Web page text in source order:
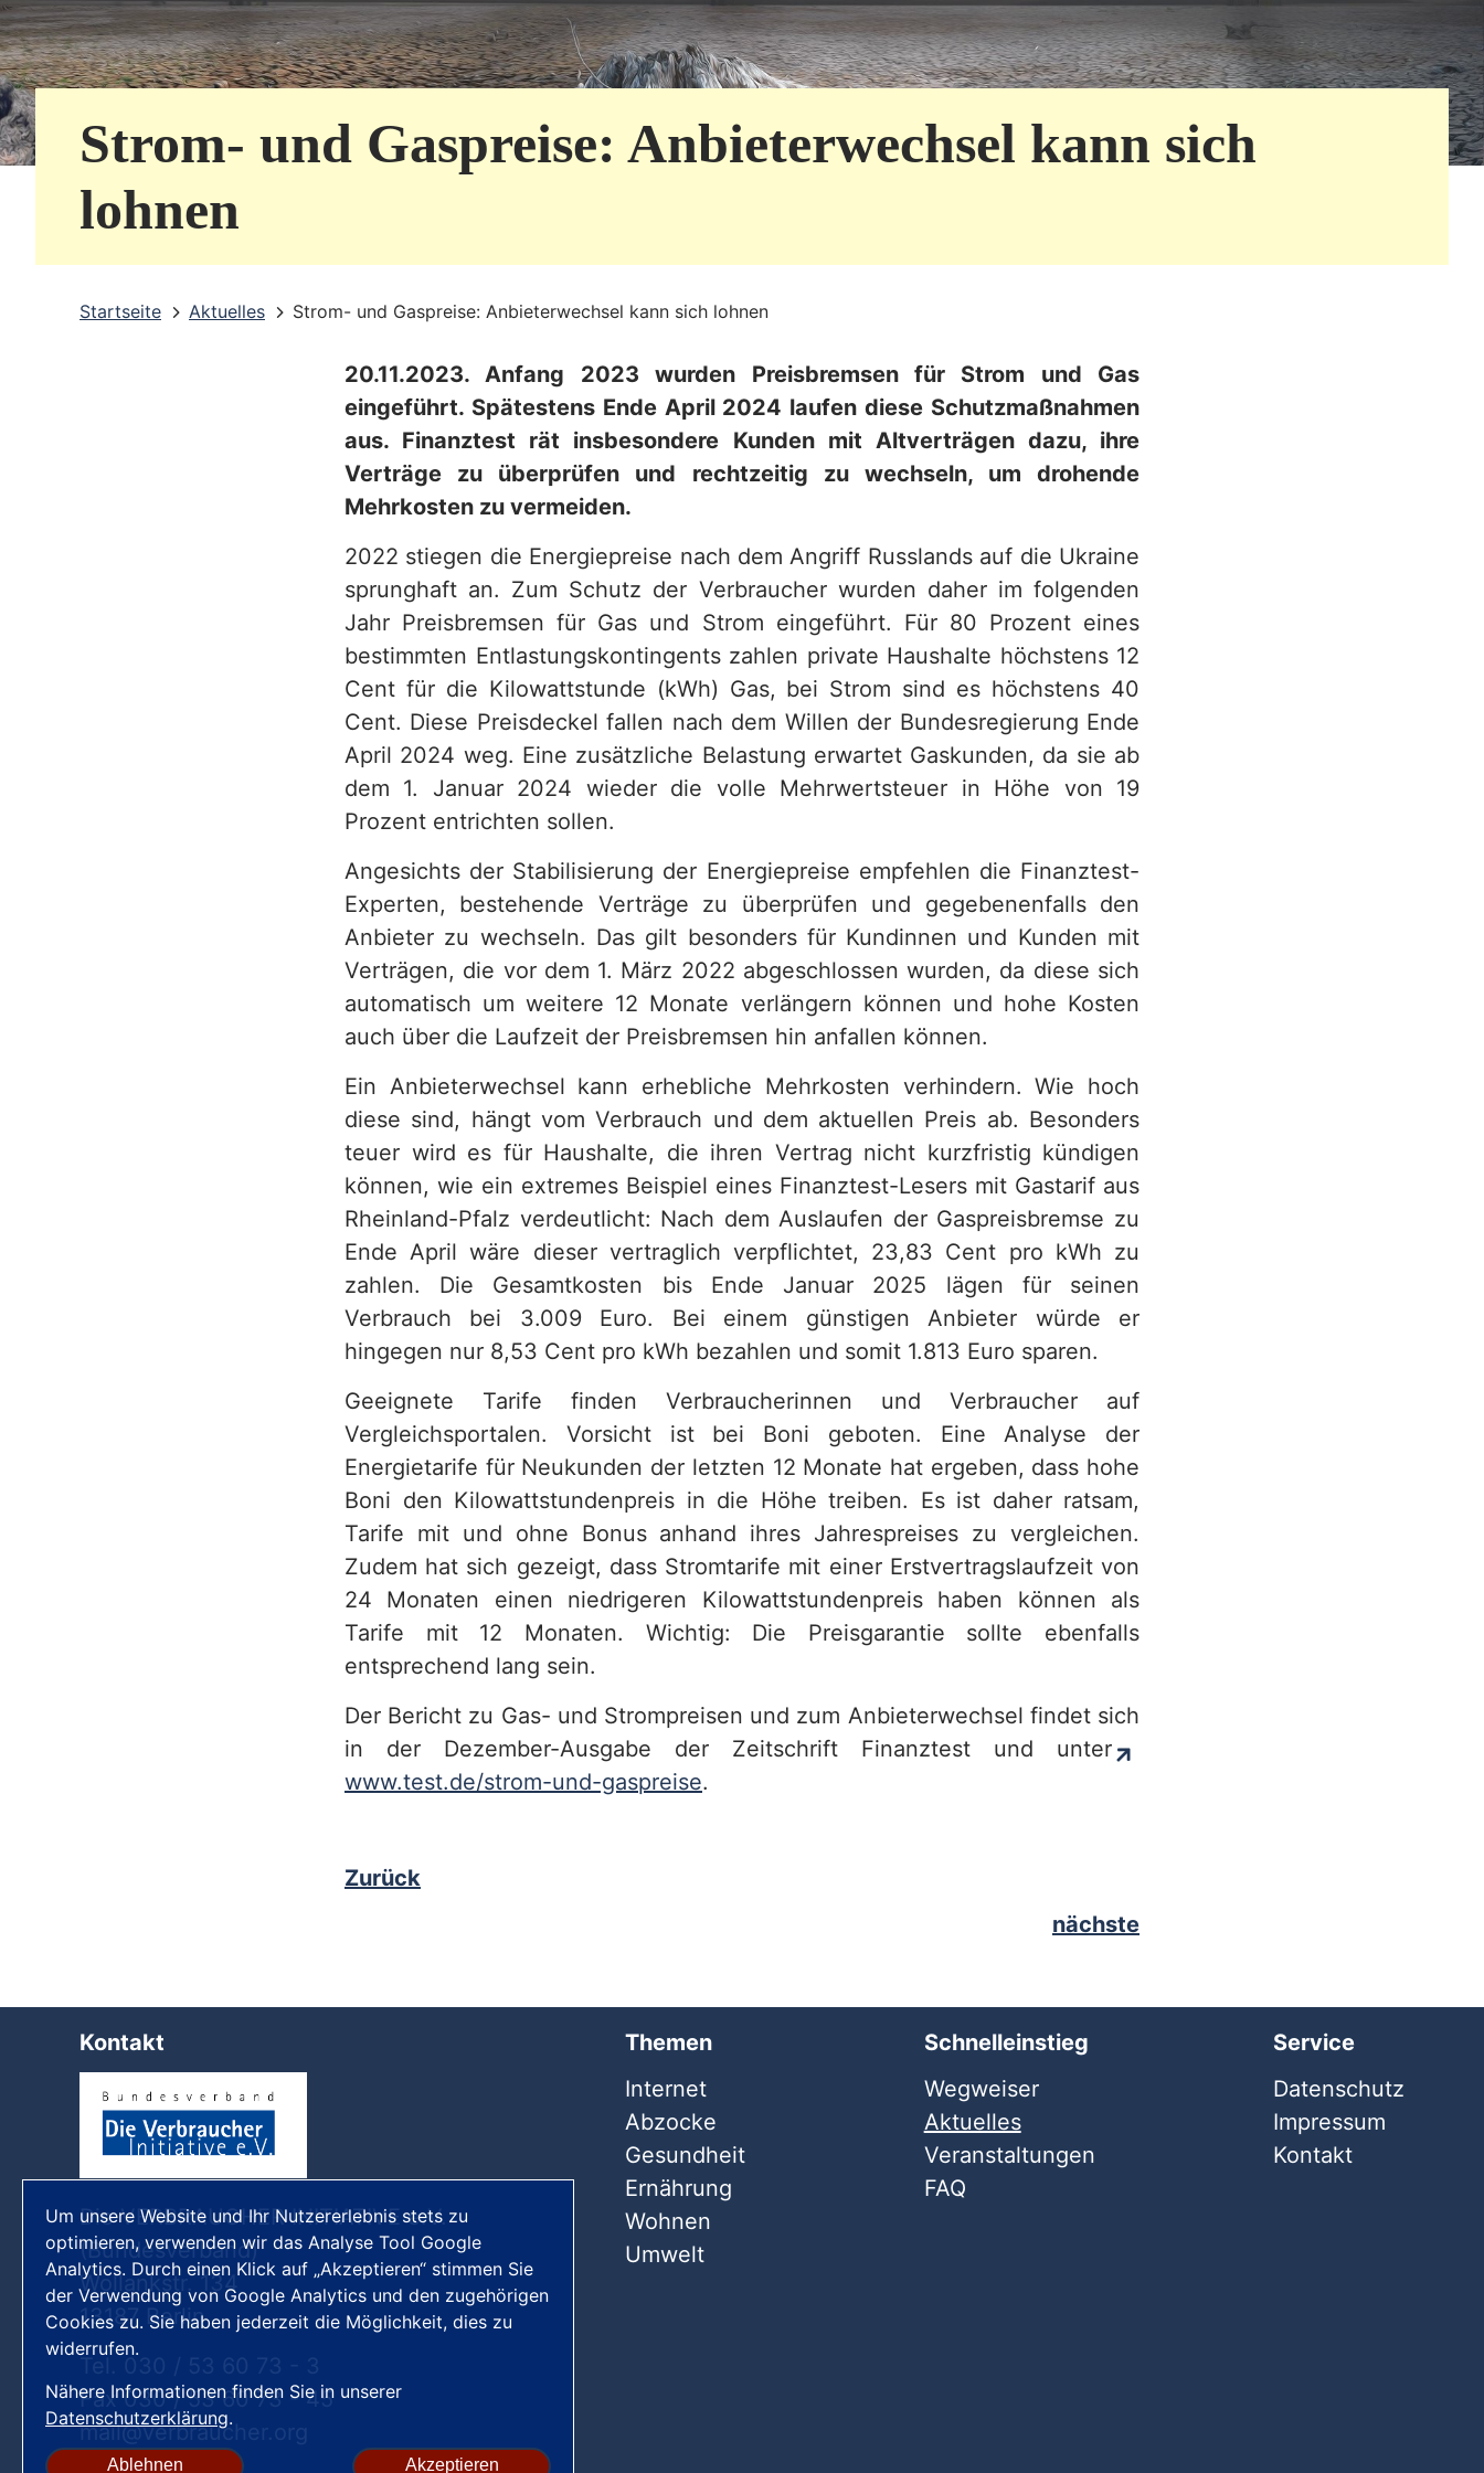
Strom- und Gaspreise: Anbieterwechsel kann sich
lohnen
Startseite Aktuelles Strom- und Gaspreise: Anbieterwechsel kann sich lohnen
20.11.2023. Anfang 2023 wurden Preisbremsen für Strom und Gas
eingeführt. Spätestens Ende April 2024 laufen diese Schutzmaßnahmen
aus. Finanztest rät insbesondere Kunden mit Altverträgen dazu, ihre
Verträge zu überprüfen und rechtzeitig zu wechseln, um drohende
Mehrkosten zu vermeiden.
2022 stiegen die Energiepreise nach dem Angriff Russlands auf die Ukraine
sprunghaft an. Zum Schutz der Verbraucher wurden daher im folgenden
Jahr Preisbremsen für Gas und Strom eingeführt. Für 80 Prozent eines
bestimmten Entlastungskontingents zahlen private Haushalte höchstens 12
Cent für die Kilowattstunde (kWh) Gas, bei Strom sind es höchstens 40
Cent. Diese Preisdeckel fallen nach dem Willen der Bundesregierung Ende
April 2024 weg. Eine zusätzliche Belastung erwartet Gaskunden, da sie ab
dem 1. Januar 2024 wieder die volle Mehrwertsteuer in Höhe von 19
Prozent entrichten sollen.
Angesichts der Stabilisierung der Energiepreise empfehlen die Finanztest-
Experten, bestehende Verträge zu überprüfen und gegebenenfalls den
Anbieter zu wechseln. Das gilt besonders für Kundinnen und Kunden mit
Verträgen, die vor dem 1. März 2022 abgeschlossen wurden, da diese sich
automatisch um weitere 12 Monate verlängern können und hohe Kosten
auch über die Laufzeit der Preisbremsen hin anfallen können.
Ein Anbieterwechsel kann erhebliche Mehrkosten verhindern. Wie hoch
diese sind, hängt vom Verbrauch und dem aktuellen Preis ab. Besonders
teuer wird es für Haushalte, die ihren Vertrag nicht kurzfristig kündigen
können, wie ein extremes Beispiel eines Finanztest-Lesers mit Gastarif aus
Rheinland-Pfalz verdeutlicht: Nach dem Auslaufen der Gaspreisbremse zu
Ende April wäre dieser vertraglich verpflichtet, 23,83 Cent pro kWh zu
zahlen. Die Gesamtkosten bis Ende Januar 2025 lägen für seinen
Verbrauch bei 3.009 Euro. Bei einem günstigen Anbieter würde er
hingegen nur 8,53 Cent pro kWh bezahlen und somit 1.813 Euro sparen.
Geeignete Tarife finden Verbraucherinnen und Verbraucher auf
Vergleichsportalen. Vorsicht ist bei Boni geboten. Eine Analyse der
Energietarife für Neukunden der letzten 12 Monate hat ergeben, dass hohe
Boni den Kilowattstundenpreis in die Höhe treiben. Es ist daher ratsam,
Tarife mit und ohne Bonus anhand ihres Jahrespreises zu vergleichen.
Zudem hat sich gezeigt, dass Stromtarife mit einer Erstvertragslaufzeit von
24 Monaten einen niedrigeren Kilowattstundenpreis haben können als
Tarife mit 12 Monaten. Wichtig: Die Preisgarantie sollte ebenfalls
entsprechend lang sein.
Der Bericht zu Gas- und Strompreisen und zum Anbieterwechsel findet sich
in der Dezember-Ausgabe der Zeitschrift Finanztest und unter
www.test.de/strom-und-gaspreise.
Zurück
nächste
e
r
v
i
Kontakt
Die VERBRAUCHER INITIATIVE e.V.
(Bundesverband)
Wollankstr. 134
13187 Berlin
Fax 030 / 53 60 73 - 45
mail
verbraucher
Themen
Internet
Abzocke
Gesundheit
Ernährung
Wohnen
Umwelt
Schnelleinstieg
Wegweiser
Aktuelles
Veranstaltungen
FAQ
Service
Datenschutz
Impressum
Kontakt
Um unsere Website und Ihr Nutzererlebnis stets zu
optimieren, verwenden wir das Analyse Tool Google
Analytics. Durch einen Klick auf „Akzeptieren“ stimmen Sie
der Verwendung von Google Analytics und den zugehörigen
Cookies zu. Sie haben jederzeit die Möglichkeit, dies zu
widerrufen.
Nähere Informationen finden Sie in unserer
Datenschutzerklärung.
Ablehnen Akzeptieren